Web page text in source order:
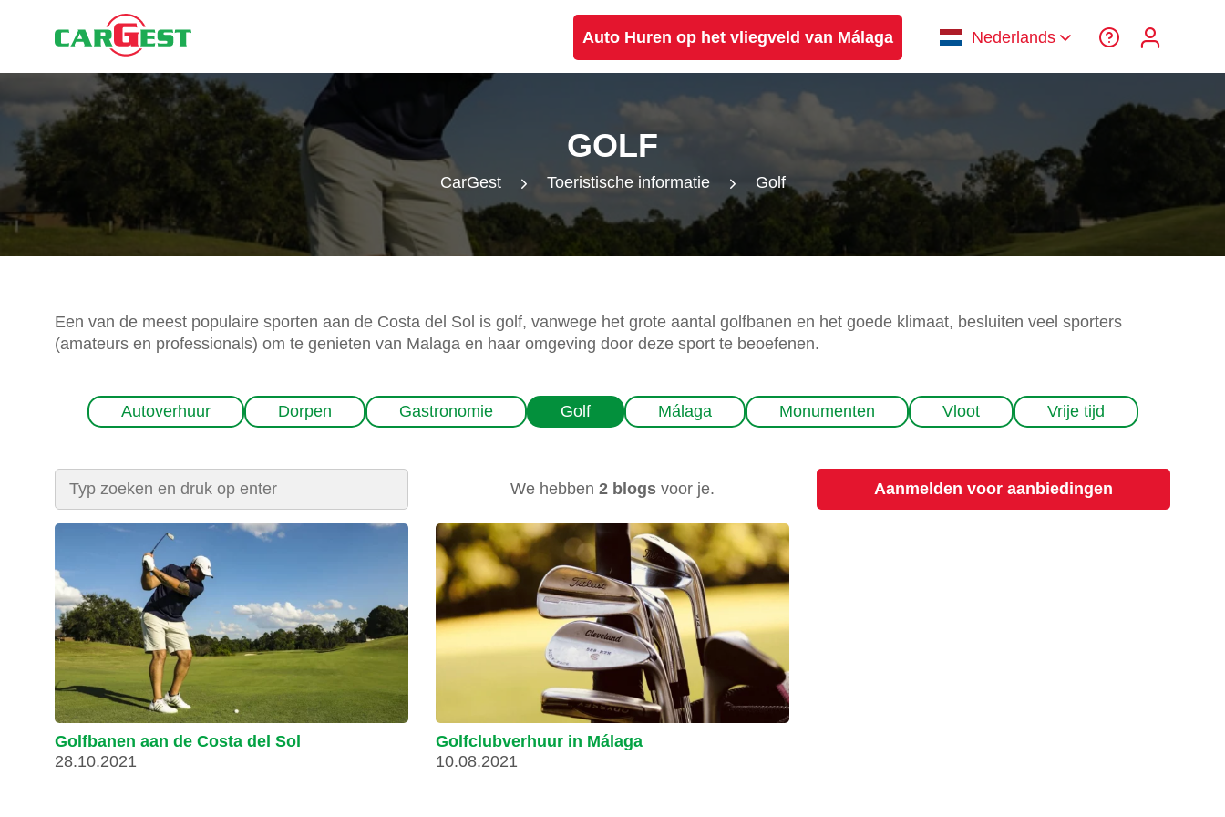
Auto Huren op het vliegveld van Málaga Nederlands
GOLF
CarGest Toeristische informatie Golf
Een van de meest populaire sporten aan de Costa del Sol is golf, vanwege het grote aantal golfbanen en het goede klimaat, besluiten veel sporters
(amateurs en professionals) om te genieten van Malaga en haar omgeving door deze sport te beoefenen.
Autoverhuur Dorpen Gastronomie Golf Málaga Monumenten Vloot Vrije tijd
We hebben 2 blogs voor je. Aanmelden voor aanbiedingen
Golfbanen aan de Costa del Sol
28.10.2021
Golfclubverhuur in Málaga
10.08.2021